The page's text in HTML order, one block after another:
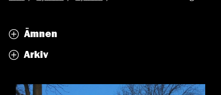
Ämnen
Arkiv